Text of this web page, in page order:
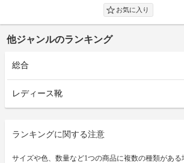
他ジャンルのランキング
総合
レディース靴
ランキングに関する注意
サイズや色、数量など1つの商品に複数の種類があ